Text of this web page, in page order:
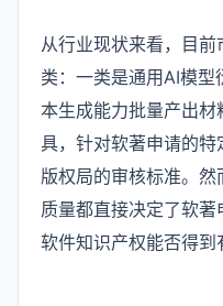
从行业现状来看，目
类：一类是通用AI模
本生成能力批量产出
具，针对软著申请的
版权局的审核标准。
质量都直接决定了软
软件知识产权能否得到